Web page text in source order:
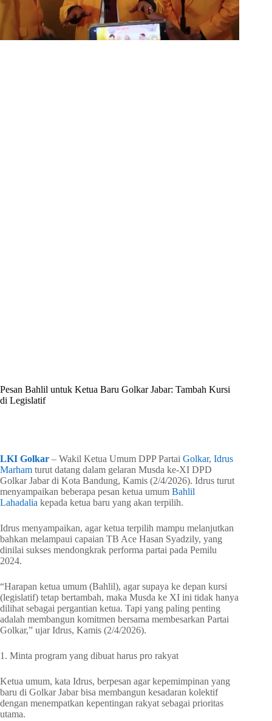
Pesan Bahlil untuk Ketua Baru Golkar Jabar: Tambah Kursi
di Legislatif
LKI Golkar – Wakil Ketua Umum DPP Partai Golkar, Idrus
Marham turut datang dalam gelaran Musda ke-XI DPD
Golkar Jabar di Kota Bandung, Kamis (2/4/2026). Idrus turut
menyampaikan beberapa pesan ketua umum Bahlil
Lahadalia kepada ketua baru yang akan terpilih.
Idrus menyampaikan, agar ketua terpilih mampu melanjutkan
bahkan melampaui capaian TB Ace Hasan Syadzily, yang
dinilai sukses mendongkrak performa partai pada Pemilu
2024.
“Harapan ketua umum (Bahlil), agar supaya ke depan kursi
(legislatif) tetap bertambah, maka Musda ke XI ini tidak hanya
dilihat sebagai pergantian ketua. Tapi yang paling penting
adalah membangun komitmen bersama membesarkan Partai
Golkar,” ujar Idrus, Kamis (2/4/2026).
1. Minta program yang dibuat harus pro rakyat
Ketua umum, kata Idrus, berpesan agar kepemimpinan yang
baru di Golkar Jabar bisa membangun kesadaran kolektif
dengan menempatkan kepentingan rakyat sebagai prioritas
utama.